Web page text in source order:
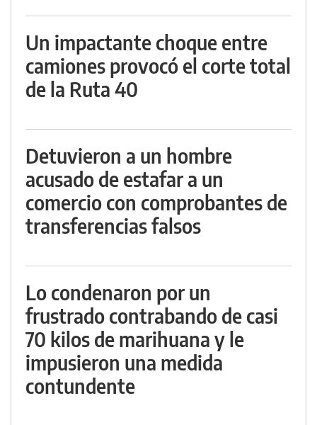
Un impactante choque entre
camiones provocó el corte total
de la Ruta 40
Detuvieron a un hombre
acusado de estafar a un
comercio con comprobantes de
transferencias falsos
Lo condenaron por un
frustrado contrabando de casi
70 kilos de marihuana y le
impusieron una medida
contundente